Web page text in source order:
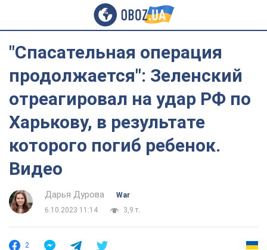
"Спасательная операция
продолжается": Зеленский
отреагировал на удар РФ по
Харькову, в результате
которого погиб ребенок.
Видео
Дарья Дурова
War
6.10.2023 11:14
3,9 т.
2